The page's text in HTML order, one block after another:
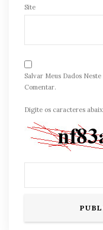
Site
Salvar Meus Dados
Comentar.
Digite os caracteres